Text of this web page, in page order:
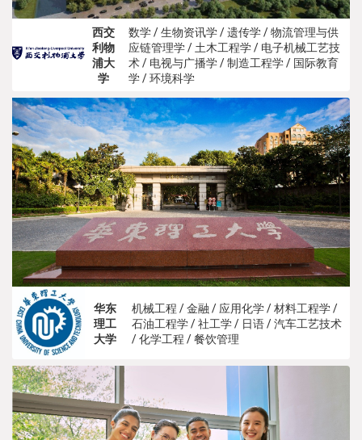
西交
利物
浦大
学
数学 / 生物资讯学 / 遗传学 / 物流管理与供
应链管理学 / 土木工程学 / 电子机械工艺技
术 / 电视与广播学 / 制造工程学 / 国际教育
学 / 环境科学
华东
理工
大学
机械工程 / 金融 / 应用化学 / 材料工程学 /
石油工程学 / 社工学 / 日语 / 汽车工艺技术
/ 化学工程 / 餐饮管理